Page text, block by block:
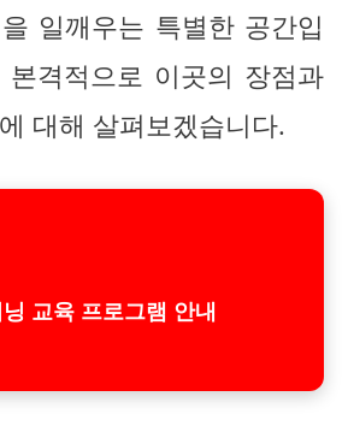
일깨우는 특별한 공간입
격적으로 이곳의 장점과
대해 살펴보겠습니다.
교육 프로그램 안내